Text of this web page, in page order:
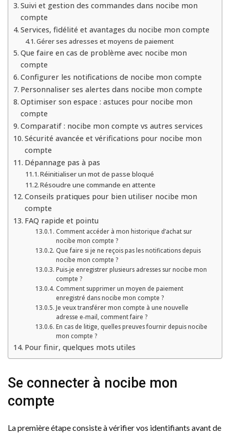
Suivi et gestion des commandes dans nocibe mon
compte
Services, fidélité et avantages du nocibe mon compte
Gérer ses adresses et moyens de paiement
Que faire en cas de problème avec nocibe mon
compte
Configurer les notifications de nocibe mon compte
Personnaliser ses alertes dans nocibe mon compte
Optimiser son espace : astuces pour nocibe mon
compte
Comparatif : nocibe mon compte vs autres services
Sécurité avancée et vérifications pour nocibe mon
compte
Dépannage pas à pas
Réinitialiser un mot de passe bloqué
Résoudre une commande en attente
Conseils pratiques pour bien utiliser nocibe mon
compte
FAQ rapide et pointu
Comment accéder à mon historique d’achat sur
nocibe mon compte ?
Que faire si je ne reçois pas les notifications depuis
nocibe mon compte ?
Puis‑je enregistrer plusieurs adresses sur nocibe mon
compte ?
Comment supprimer un moyen de paiement
enregistré dans nocibe mon compte ?
Je veux transférer mon compte à une nouvelle
adresse e‑mail, comment faire ?
En cas de litige, quelles preuves fournir depuis nocibe
mon compte ?
Pour finir, quelques mots utiles
Se connecter à nocibe mon
compte
La première étape consiste à vérifier vos identifiants avant de